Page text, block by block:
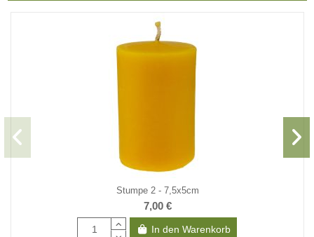
Stumpe 2 - 7,5x5cm
7,00 €
In den Warenkorb